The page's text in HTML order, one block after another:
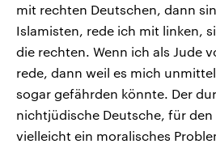
mit rechten Deutschen, dann
Islamisten, rede ich mit linken,
die rechten. Wenn ich als Jude
rede, dann weil es mich
sogar gefährden könnte. Der
nichtjüdische Deutsche, für
vielleicht ein moralisches